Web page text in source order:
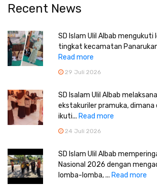
Recent News
SD Islam Ulil Albab mengukuti
tingkat kecamatan
Read more
29 Juli 2026
SD Isalam Ulil Albab
ekstakuriler pramuka, dimana
ikuti... Read more
24 Juli 2026
SD Islam Ulil Albab
Nasional 2026 dengan
lomba-lomba, ... Read more